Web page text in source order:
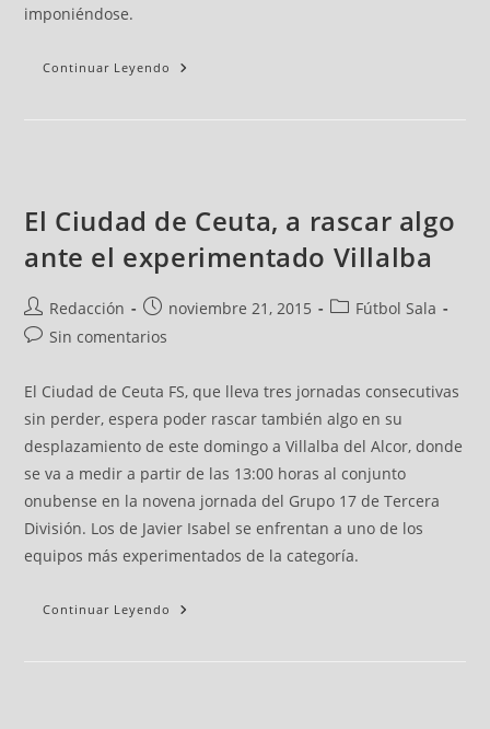
imponiéndose.
Continuar Leyendo
El Ciudad de Ceuta, a rascar algo
ante el experimentado Villalba
Redacción noviembre 21, 2015
Fútbol Sala
Sin comentarios
El Ciudad de Ceuta FS, que lleva tres jornadas consecutivas
sin perder, espera poder rascar también algo en su
desplazamiento de este domingo a Villalba del Alcor, donde
se va a medir a partir de las 13:00 horas al conjunto
onubense en la novena jornada del Grupo 17 de Tercera
División. Los de Javier Isabel se enfrentan a uno de los
equipos más experimentados de la categoría.
Continuar Leyendo